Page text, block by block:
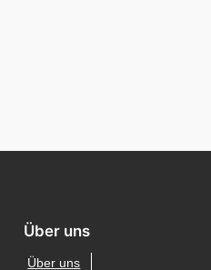
Über uns
Über uns